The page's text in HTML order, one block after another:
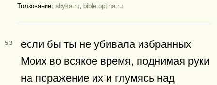
Толкование: abyka.ru, bible.optina.ru
53
если бы ты не убивала избранных
Моих во всякое время, поднимая руки
на поражение их и глумясь над